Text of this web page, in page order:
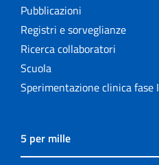
Pubblicazioni
Registri e sorveglianze
Ricerca collaboratori
Scuola
Sperimentazione clinica fase I
5 per mille